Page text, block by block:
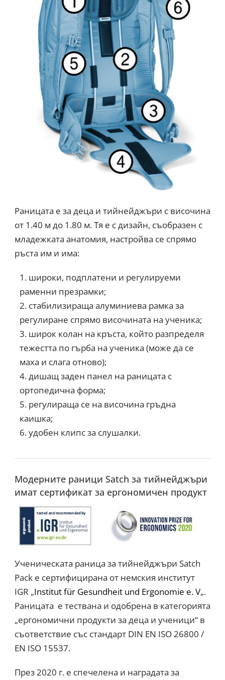
Раницата е за деца и тийнейджъри с височина
от 1.40 м до 1.80 м. Тя е с дизайн, съобразен с
младежката анатомия, настройва се спрямо
ръста им и има:
широки, подплатени и регулируеми
раменни презрамки;
стабилизираща алуминиева рамка за
регулиране спрямо височината на ученика;
широк колан на кръста, който разпределя
тежестта по гърба на ученика (може да се
маха и слага отново);
дишащ заден панел на раницата с
ортопедична форма;
регулираща се на височина гръдна
каишка;
удобен клипс за слушалки.
Модерните раници Satch за тийнейджъри
имат сертификат за ергономичен продукт
Ученическата раница за тийнейджъри Satch
Pack е сертифицирана от немския институт
IGR „Institut für Gesundheit und Ergonomie e. V„.
Раницата е тествана и одобрена в категорията
„ергономични продукти за деца и ученици“ в
съответствие със стандарт DIN EN ISO 26800 /
EN ISO 15537.
През 2020 г. е спечелена и наградата за